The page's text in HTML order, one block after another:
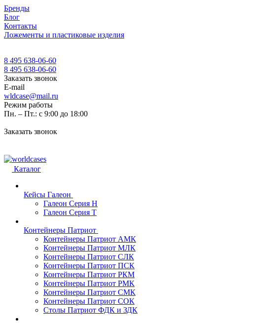
Бренды
Блог
Контакты
Ложементы и пластиковые изделия
8 495 638-06-60
8 495 638-06-60
Заказать звонок
E-mail
wldcase@mail.ru
Режим работы
Пн. – Пт.: с 9:00 до 18:00
Заказать звонок
Каталог
Кейсы Галеон
Галеон Серия Н
Галеон Серия Т
Контейнеры Патриот
Контейнеры Патриот АМК
Контейнеры Патриот МЛК
Контейнеры Патриот CЛК
Контейнеры Патриот ПСК
Контейнеры Патриот РКМ
Контейнеры Патриот РМК
Контейнеры Патриот СМК
Контейнеры Патриот СОК
Столы Патриот ФДК и ЗДК